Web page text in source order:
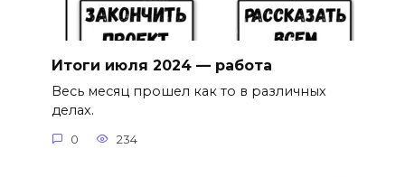
Итоги июля 2024 — работа
Весь месяц прошел как то в различных
делах.
0 234